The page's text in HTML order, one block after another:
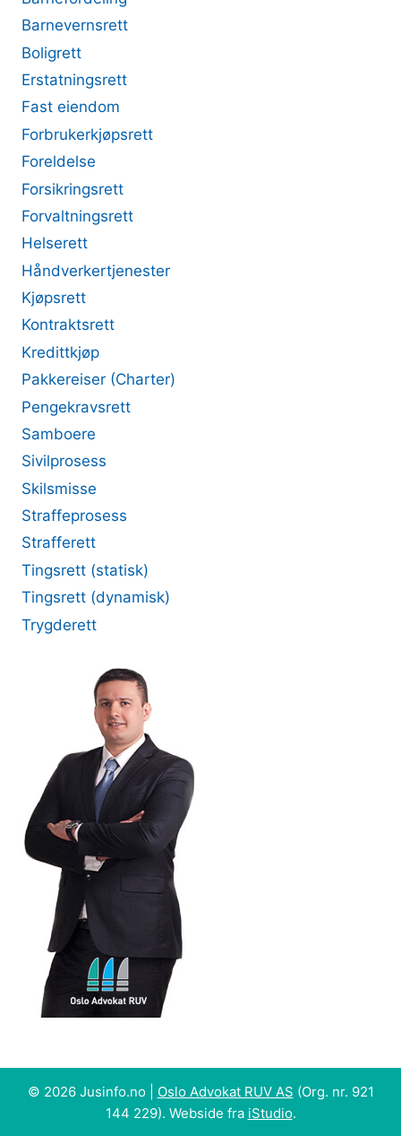
Barnevernsrett
Boligrett
Erstatningsrett
Fast eiendom
Forbrukerkjøpsrett
Foreldelse
Forsikringsrett
Forvaltningsrett
Helserett
Håndverkertjenester
Kjøpsrett
Kontraktsrett
Kredittkjøp
Pakkereiser (Charter)
Pengekravsrett
Samboere
Sivilprosess
Skilsmisse
Straffeprosess
Strafferett
Tingsrett (statisk)
Tingsrett (dynamisk)
Trygderett
© 2026 Jusinfo.no | Oslo Advokat RUV AS (Org. nr. 921
144 229). Webside fra iStudio.